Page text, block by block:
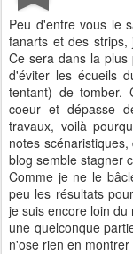
Peu d'entre vous le
fanarts et des
Ce sera dans la plus
d'éviter les écueils
tentant) de tomber.
coeur et dépasse
travaux, voilà
notes
blog semble stagner
Comme je ne le
peu les résultats
je suis encore loin
une quelconque
n'ose rien en